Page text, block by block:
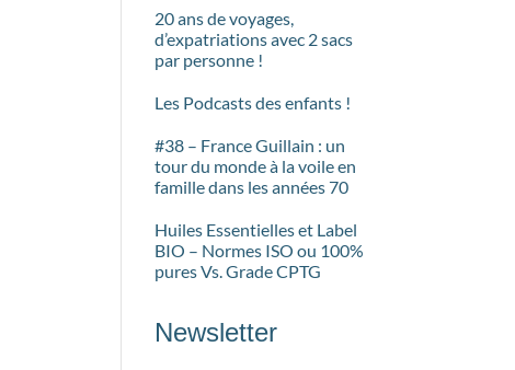
20 ans de voyages,
d’expatriations avec 2 sacs
par personne !
Les Podcasts des enfants !
#38 – France Guillain : un
tour du monde à la voile en
famille dans les années 70
Huiles Essentielles et Label
BIO – Normes ISO ou 100%
pures Vs. Grade CPTG
Newsletter